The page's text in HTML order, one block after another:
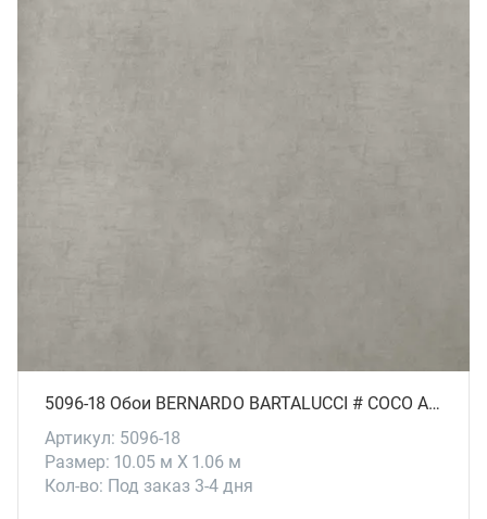
5096-18 Обои BERNARDO BARTALUCCI # СОСО ART
Артикул: 5096-18
Размер: 10.05 м X 1.06 м
Кол-во: Под заказ 3-4 дня